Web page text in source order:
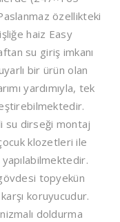
özellikteki
haiz Easy
su giriş imkanı
bir ürün olan
yardımıyla, tek
su dirseği montaj
klozetleri ile
topyekün
koruyucudur.
doldurma